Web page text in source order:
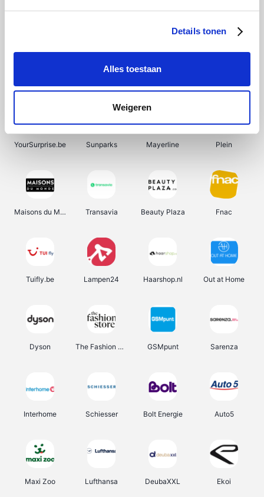
Details tonen
Alles toestaan
Weigeren
Shein Bergfreunde SupraBazar Smartwatchbanden
YourSurprise.be Sunparks Mayerline Plein
Maisons du Monde Transavia Beauty Plaza Fnac
Tuifly.be Lampen24 Haarshop.nl Out at Home
Dyson The Fashion Store GSMpunt Sarenza
Interhome Schiesser Bolt Energie Auto5
Maxi Zoo Lufthansa DeubaXXL Ekoi